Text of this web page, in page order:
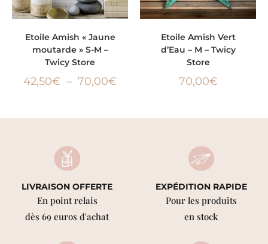
Etoile Amish « Jaune
moutarde » S-M –
Twicy Store
42,50€ – 70,00€
Etoile Amish Vert
d’Eau – M – Twicy
Store
70,00€
LIVRAISON OFFERTE
En point relais
dès 69 euros d'achat
EXPÉDITION RAPIDE
Pour les produits
en stock